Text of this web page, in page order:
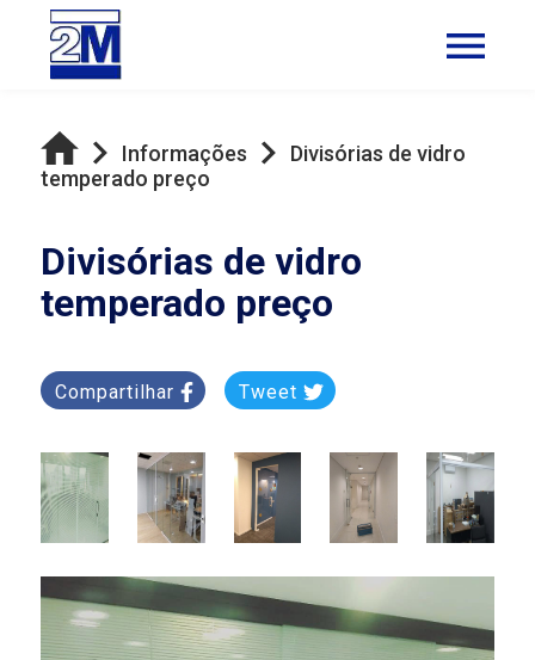
Informações
Divisórias de vidro
temperado preço
Divisórias de vidro
temperado preço
Compartilhar Tweet